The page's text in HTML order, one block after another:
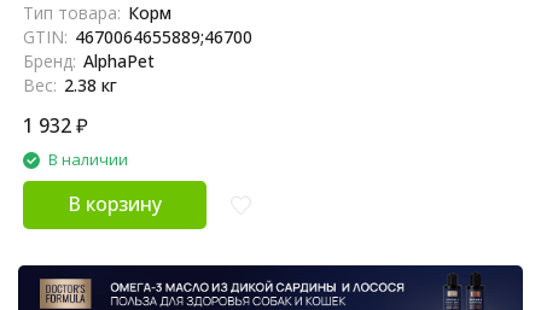
собак всех пород, паштет с
цыплёнком, в паучах - 85 г х
28 шт
Тип товара: Корм
GTIN: 4670064655889;4670064655360
Бренд: AlphaPet
Вес: 2.38 кг
1 932₽
В наличии
В корзину